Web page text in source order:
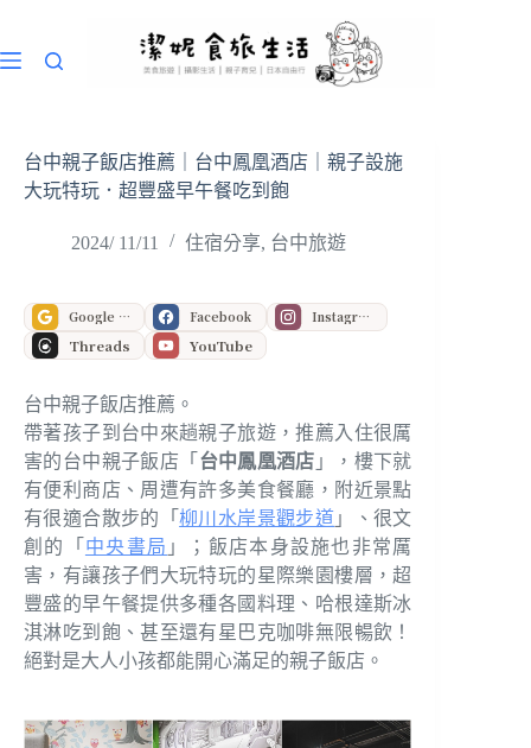
主
台中親子飯店推薦｜台中鳳凰酒店｜親子設施
大玩特玩．超豐盛早午餐吃到飽
2024/ 11/11 住宿分享, 台中旅遊
Google 偏好來源 Facebook Instagram
Threads YouTube
台中親子飯店推薦。
帶著孩子到台中來趟親子旅遊，推薦入住很厲
害的台中親子飯店「 台中鳳凰酒店 」，樓下就
有便利商店、周遭有許多美食餐廳，附近景點
有很適合散步的「柳川水岸景觀步道 」、很文
創的「 中央書局 」；飯店本身設施也非常厲
害，有讓孩子們大玩特玩的星際樂園樓層，超
豐盛的早午餐提供多種各國料理、哈根達斯冰
淇淋吃到飽、甚至還有星巴克咖啡無限暢飲！
絕對是大人小孩都能開心滿足的親子飯店。